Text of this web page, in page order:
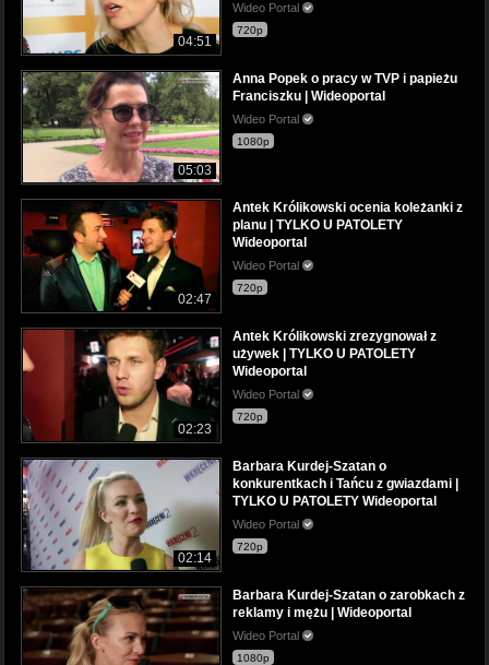
04:51
Wideo Portal
720p
05:03
Anna Popek o pracy w TVP i papieżu
Franciszku | Wideoportal
Wideo Portal
1080p
02:47
Antek Królikowski ocenia koleżanki z
planu | TYLKO U PATOLETY
Wideoportal
Wideo Portal
720p
02:23
Antek Królikowski zrezygnował z
używek | TYLKO U PATOLETY
Wideoportal
Wideo Portal
720p
02:14
Barbara Kurdej-Szatan o
konkurentkach i Tańcu z gwiazdami |
TYLKO U PATOLETY Wideoportal
Wideo Portal
720p
Barbara Kurdej-Szatan o zarobkach z
reklamy i mężu | Wideoportal
Wideo Portal
1080p